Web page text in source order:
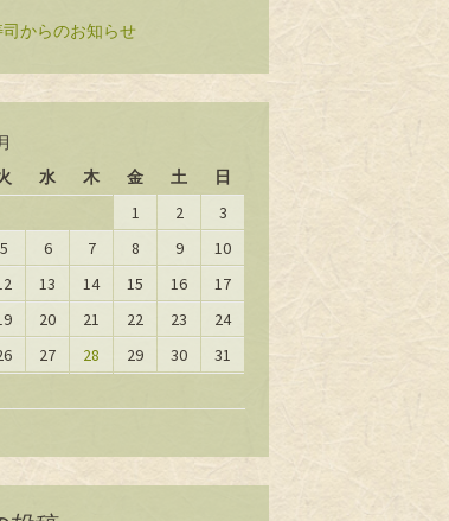
からのお知らせ
水 木 金 土
日
1
2
3
5 6 7 8 9
10
13 14 15 16
17
20 21 22 23
24
27 28 29 30 31